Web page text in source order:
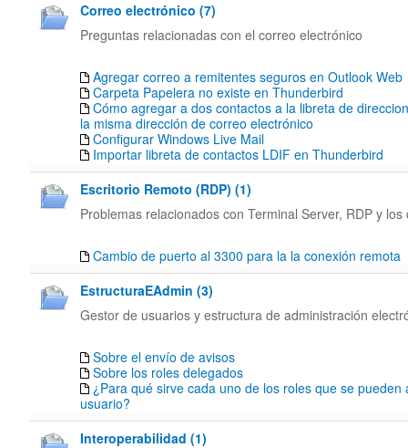
Correo electrónico (7)
Preguntas relacionadas con el correo electrónico
Agregar correo a remitentes seguros en Outlook Web
Carpeta Papelera no existe en Thunderbird
Cómo agregar a dos contactos a la libreta de
la misma dirección de correo electrónico
Configurar Windows Live Mail
Importar libreta de contactos LDIF en Thunderbird
Escritorio Remoto (RDP) (1)
Problemas relacionados con Terminal Server, RDP y los
Cambio de puerto al 3300 para la la conexión remota
EstructuraEAdmin (3)
Gestor de usuarios y estructura de administración
Sobre el envío de avisos
Sobre los roles delegados
¿Para qué sirve cada uno de los roles que se pueden
usuario?
Interoperabilidad (1)